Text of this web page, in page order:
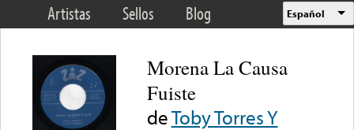
Artistas
Sellos Blog Español
Morena La Causa
Fuiste
deToby Torres Y